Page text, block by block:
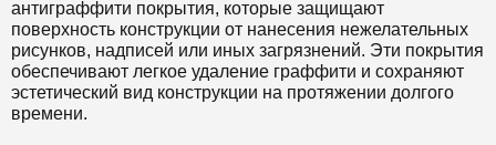
антиграффити покрытия, которые защищают
поверхность конструкции от нанесения нежелательных
рисунков, надписей или иных загрязнений. Эти покрытия
обеспечивают легкое удаление граффити и сохраняют
эстетический вид конструкции на протяжении долгого
времени.